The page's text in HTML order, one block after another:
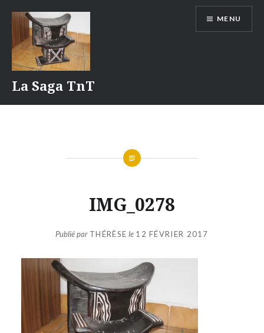
contenu
La Saga TnT
MENU
IMG_0278
Publié par THÉRÈSE le 12 FÉVRIER 2017